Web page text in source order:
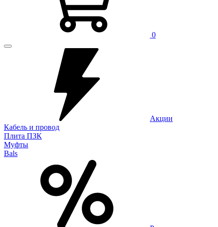
0
Акции
Кабель и провод
Плита ПЗК
Муфты
Bals